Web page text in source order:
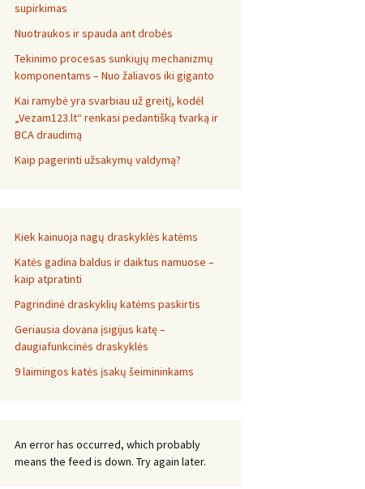
supirkimas
Nuotraukos ir spauda ant drobės
Tekinimo procesas sunkiųjų mechanizmų
komponentams – Nuo žaliavos iki giganto
Kai ramybė yra svarbiau už greitį, kodėl
„Vezam123.lt“ renkasi pedantišką tvarką ir
BCA draudimą
Kaip pagerinti užsakymų valdymą?
Kiek kainuoja nagų draskyklės katėms
Katės gadina baldus ir daiktus namuose –
kaip atpratinti
Pagrindinė draskyklių katėms paskirtis
Geriausia dovana įsigijus katę –
daugiafunkcinės draskyklės
9 laimingos katės įsakų šeimininkams
An error has occurred, which probably
means the feed is down. Try again later.